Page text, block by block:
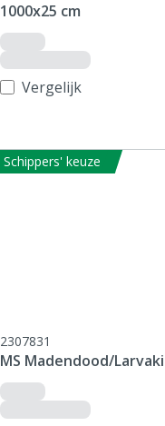
1000x25 cm
Vergelijk
Schippers' keuze
2307831
MS Madendood/